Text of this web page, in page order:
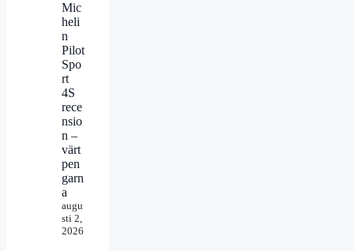
Mic
heli
n
Pilot
Spo
rt
4S
rece
nsio
n –
värt
pen
garn
a
augu
sti 2,
2026